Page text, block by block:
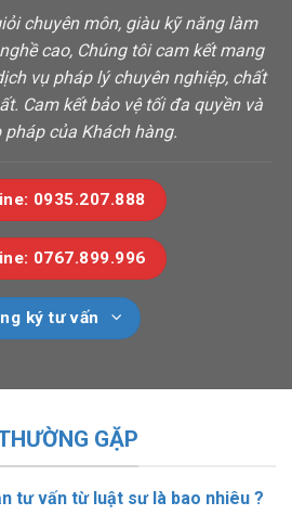
chuyên môn, giàu kỹ năng làm
cao, Chúng tôi cam kết mang
vụ pháp lý chuyên nghiệp, chất
Cam kết bảo vệ tối đa quyền và
của Khách hàng.
0935.207.888
0767.899.996
ký tư vấn
GẶP
tư vấn từ luật sư là bao nhiêu ?